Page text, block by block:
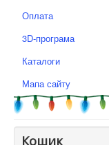
Оплата
3D-програма
Каталоги
Мапа сайту
Кошик